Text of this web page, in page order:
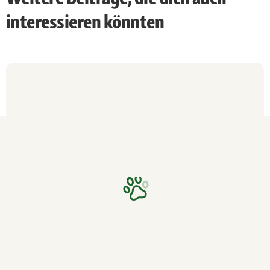
interessieren könnten